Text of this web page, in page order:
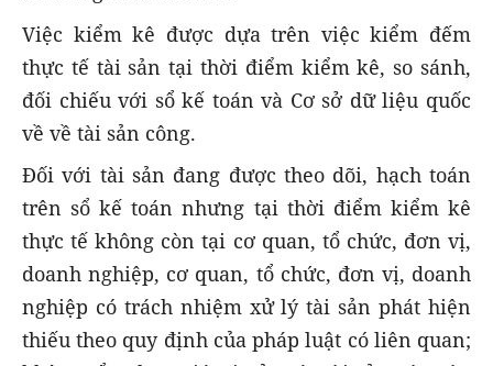
Việc kiểm kê được dựa trên việc kiểm đếm
thực tế tài sản tại thời điểm kiểm kê, so sánh,
đối chiếu với sổ kế toán và Cơ sở dữ liệu quốc
về về tài sản công.
Đối với tài sản đang được theo dõi, hạch toán
trên sổ kế toán nhưng tại thời điểm kiểm kê
thực tế không còn tại cơ quan, tổ chức, đơn vị,
doanh nghiệp, cơ quan, tổ chức, đơn vị, doanh
nghiệp có trách nhiệm xử lý tài sản phát hiện
thiếu theo quy định của pháp luật có liên quan;